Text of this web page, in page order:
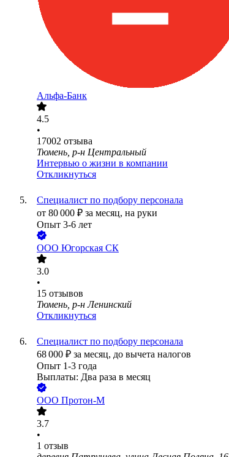
Альфа-Банк
4.5
•
17002 отзыва
Тюмень, р-н Центральный
Интервью о жизни в компании
Откликнуться
Специалист по подбору персонала
от 80 000 ₽ за месяц, на руки
Опыт 3-6 лет
ООО Югорская СК
3.0
•
15 отзывов
Тюмень, р-н Ленинский
Откликнуться
Специалист по подбору персонала
68 000 ₽ за месяц, до вычета налогов
Опыт 1-3 года
Выплаты: Два раза в месяц
ООО Протон-М
3.7
•
1 отзыв